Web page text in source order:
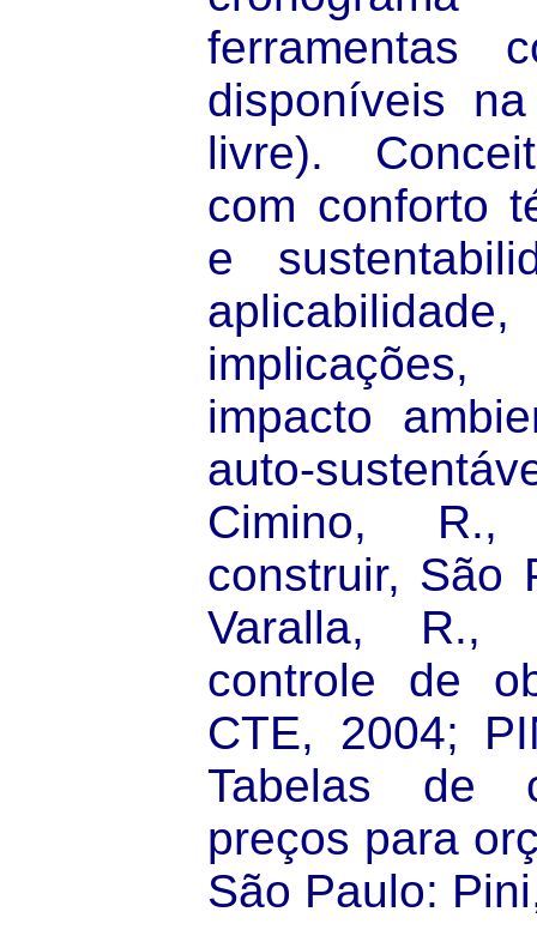
ferramentas
disponíveis
livre).
com conforto
e
impacto
auto-
Cimino, R.,
construir, São
Varalla, R.,
controle de
CTE, 2004;
Tabelas de
preços para
São Paulo: